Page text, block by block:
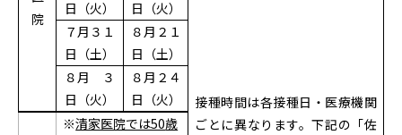
院
接種時間は各接種日・医療機関
ごとに異なります。下記の「佐
日（火）
日（火）
７月３１
日（土）
８月２１
日（土）
８月 ３
日（火）
８月２４
日（火）
※清家医院では50歳